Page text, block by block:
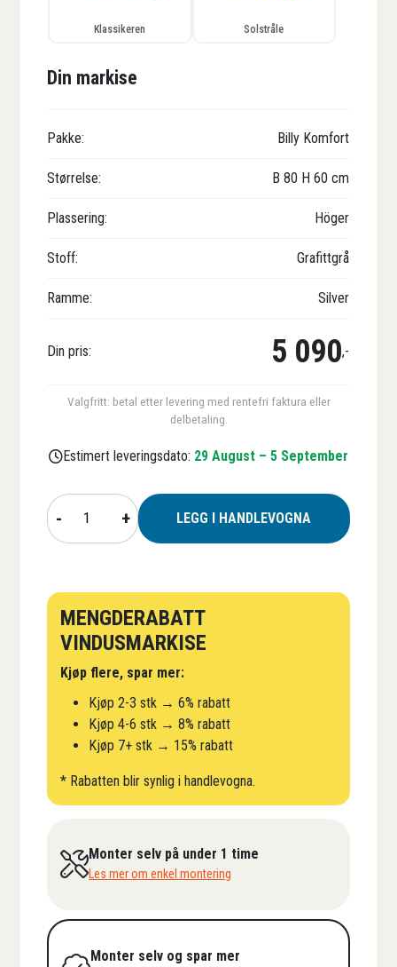
Klassikeren Solstråle
Din markise
Pakke: Billy Komfort
Størrelse: B80 H60 cm
Plassering: Höger
Stoff: Grafittgrå
Ramme: Silver
Din pris: 5 090,-
Valgfritt: betal etter levering med rentefri faktura eller
delbetaling.
Estimert leveringsdato: 29 August – 5 September
Vindusmarkise
BILLY
antall
- + LEGG I HANDLEVOGNA
MENGDERABATT
VINDUSMARKISE
Kjøp flere, spar mer:
Kjøp 2-3 stk → 6% rabatt
Kjøp 4-6 stk → 8% rabatt
Kjøp 7+ stk → 15% rabatt
* Rabatten blir synlig i handlevogna.
Monter selv på under 1 time
Les mer om enkel montering
Monter selv og spar mer